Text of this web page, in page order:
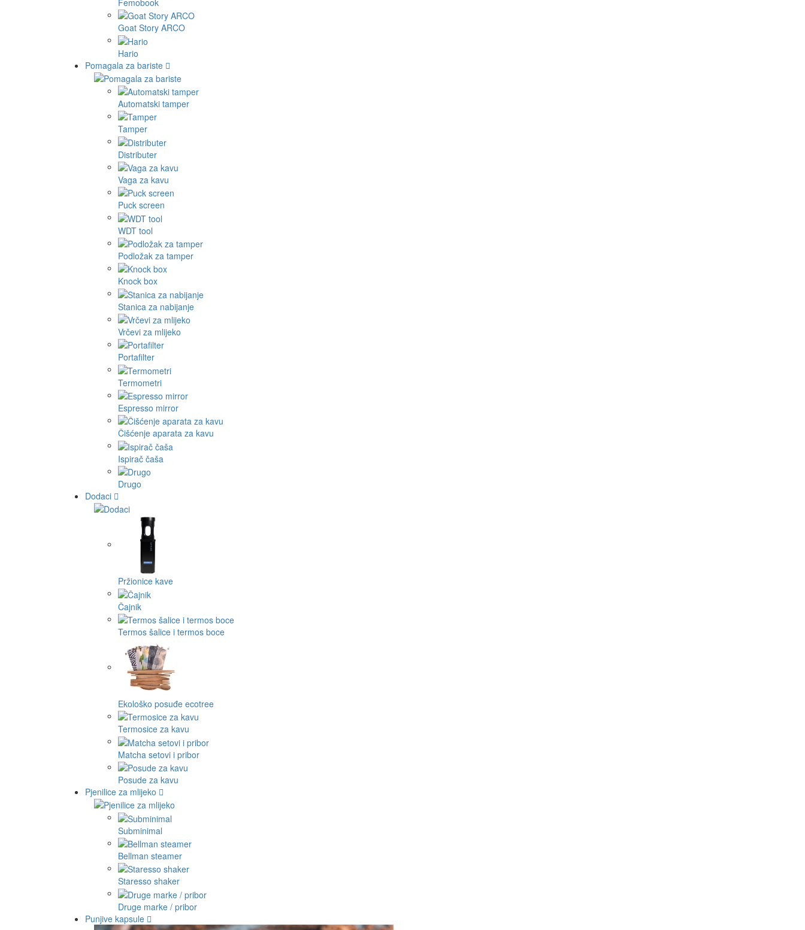
Goat Story ARCO
Hario
Pomagala za bariste
Automatski tamper
Tamper
Distributer
Vaga za kavu
Puck screen
WDT tool
Podložak za tamper
Knock box
Stanica za nabijanje
Vrčevi za mlijeko
Portafilter
Termometri
Espresso mirror
Čišćenje aparata za kavu
Ispirač čaša
Drugo
Dodaci
Pržionice kave
Čajnik
Termos šalice i termos boce
Ekološko posuđe ecotree
Termosice za kavu
Matcha setovi i pribor
Posude za kavu
Pjenilice za mlijeko
Subminimal
Bellman steamer
Staresso shaker
Druge marke / pribor
Punjive kapsule